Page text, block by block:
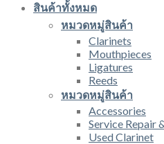
สินค้าทั้งหมด
หมวดหมู่สินค้า
Clarinets
Mouthpieces
Ligatures
Reeds
หมวดหมู่สินค้า
Accessories
Service Repair
Used Clarinet